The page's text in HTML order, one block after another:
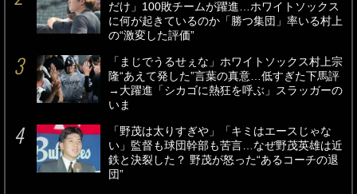
だけ」100敗チームが躍進…ホワイトソックス
に何が起きているのか「勝つ集団」率いる村上
の“激変した評価”
「まじでうるせぇな」ホワイトソックス村上宗
隆“あえて発した”言葉の真意…低すぎた下馬評
→大躍進「シカゴに熱狂を呼ぶ」スラッガーの
いま
「野茂は太りすぎや」「キミはエースじゃな
い」監督も球団幹部も苦言…なぜ野茂英雄は近
鉄と決裂した？ 野茂が怒った“あるコーチの退
団”